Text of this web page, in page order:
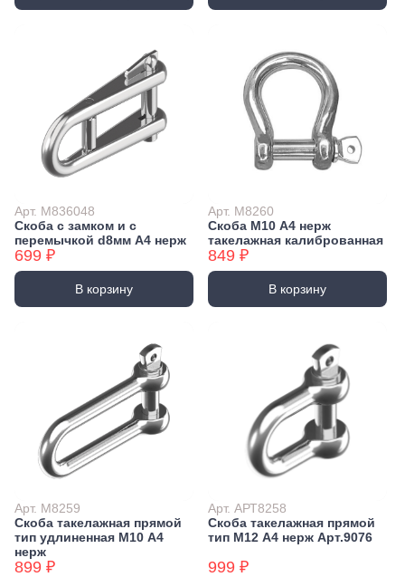
Арт. М836048
Скоба с замком и с
перемычкой d8мм А4 нерж
699 ₽
В корзину
Арт. М8260
Скоба М10 А4 нерж
такелажная калиброванная
849 ₽
В корзину
Арт. М8259
Скоба такелажная прямой
тип удлиненная М10 А4
нерж
899 ₽
Арт. АРТ8258
Скоба такелажная прямой
тип М12 А4 нерж Арт.9076
999 ₽